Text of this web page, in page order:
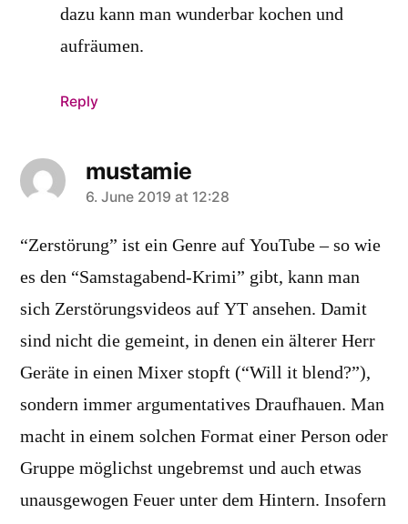
dazu kann man wunderbar kochen und
aufräumen.
Reply
mustamie
says:
6. June 2019 at 12:28
“Zerstörung” ist ein Genre auf YouTube – so wie
es den “Samstagabend-Krimi” gibt, kann man
sich Zerstörungsvideos auf YT ansehen. Damit
sind nicht die gemeint, in denen ein älterer Herr
Geräte in einen Mixer stopft (“Will it blend?”),
sondern immer argumentatives Draufhauen. Man
macht in einem solchen Format einer Person oder
Gruppe möglichst ungebremst und auch etwas
unausgewogen Feuer unter dem Hintern. Insofern